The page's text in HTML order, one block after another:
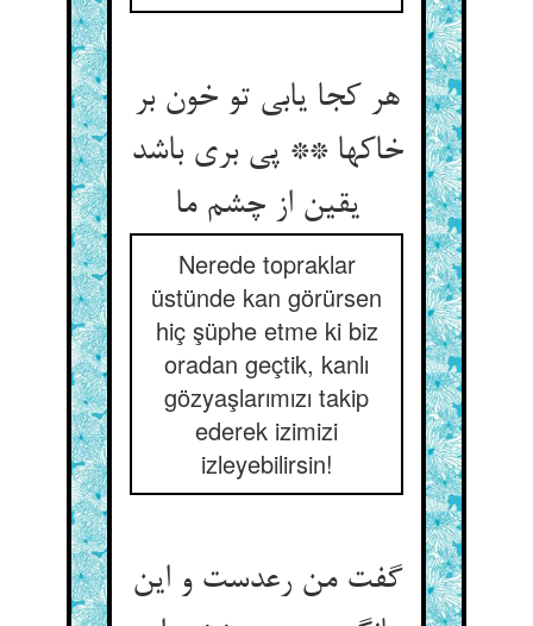
هر کجا یابی تو خون بر
خاکها ** پی بری باشد
یقین از چشم ما
Nerede topraklar
üstünde kan görürsen
hiç şüphe etme ki biz
oradan geçtik, kanlı
gözyaşlarımızı takip
ederek izimizi
izleyebilirsin!
گفت من رعدست و این